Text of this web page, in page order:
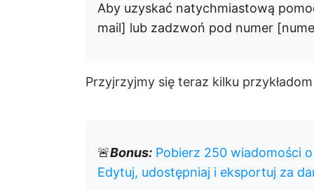
Aby uzyskać natychmiastową
mail] lub zadzwoń pod numer
Przyjrzyjmy się teraz kilku
🚨Bonus: Pobierz 250 wiadomości
Edytuj, udostępniaj i eksportuj za